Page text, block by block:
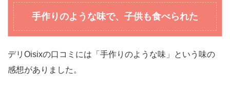
手作りのような味で、子供も食べられた
デリOisixの口コミには「手作りのような味」という味の
感想がありました。